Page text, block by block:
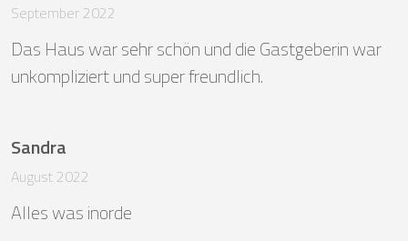
September 2022
Das Haus war sehr schön und die Gastgeberin war
unkompliziert und super freundlich.
Sandra
August 2022
Alles was inorde